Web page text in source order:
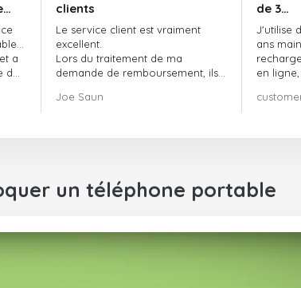
a
clients
Le service client est vraiment
excellent.
Lors du traitement de ma
demande de remboursement, ils
professionnalisme et de rapidité,
Joe Saun
de 3…
J'utilise
ans
en
vivement
un téléphone portable